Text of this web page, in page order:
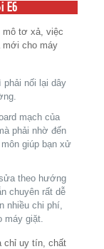
E6
mô tơ xả, việc
mới cho máy
phải nối lại dây
mạch của
phải nhờ đến
giúp bạn xử
theo hướng
chuyên rất dễ
nhiều chi phí,
máy giặt.
chỉ uy tín, chất